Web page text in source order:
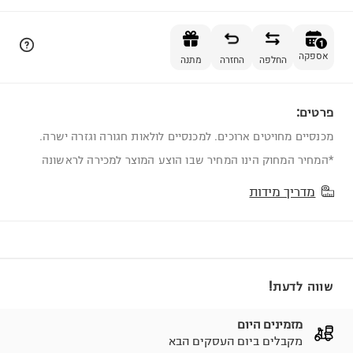
1
אספקה החלפה החזרה מתנה
פרטים:
מכנסיים מחויטים ארוכים. למכנסיים לולאות חגורה וגזרה ישרה.
*המחיר המחוק הינו המחיר שבו הוצע המוצר למכירה לראשונה
מדריך מידות
שווה לדעת!
מזמינים היום
מקבלים ביום העסקים הבא